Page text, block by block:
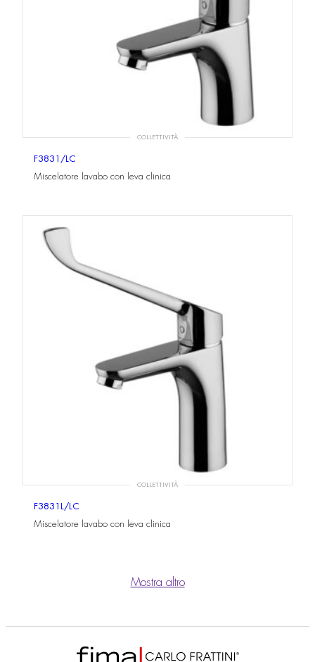
COLLETTIVITÀ
F3831/LC
Miscelatore lavabo con leva clinica
COLLETTIVITÀ
F3831L/LC
Miscelatore lavabo con leva clinica
Mostra altro